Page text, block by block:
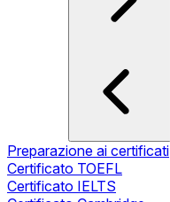
Preparazione ai certificati
Certificato TOEFL
Certificato IELTS